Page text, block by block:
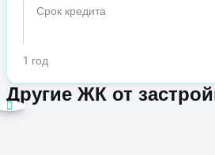
Срок кредита
1 год
Другие ЖК от